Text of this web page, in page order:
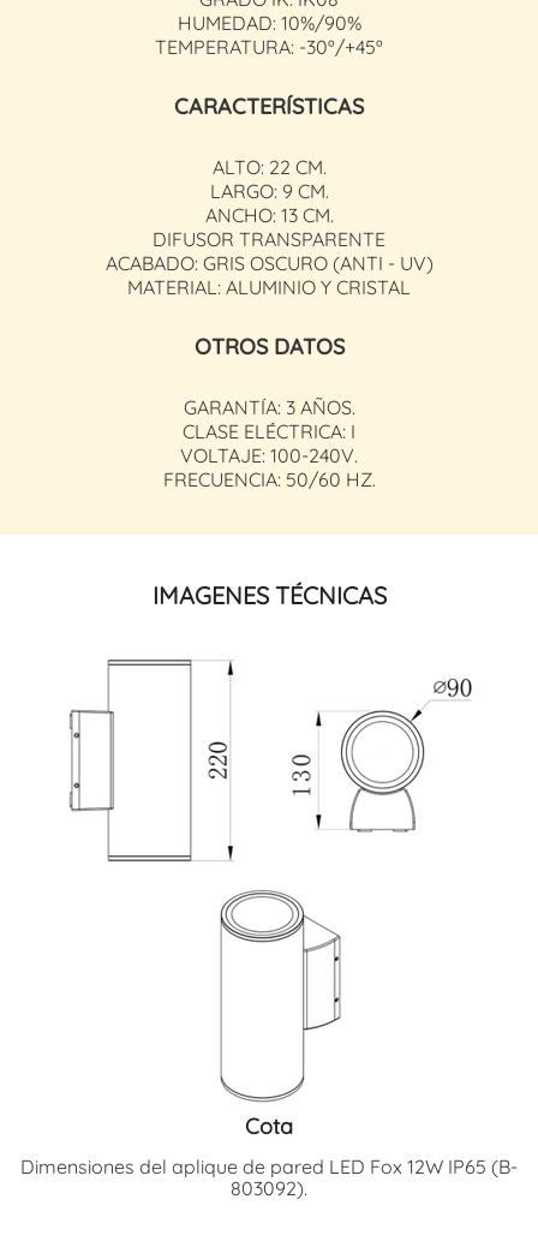
HUMEDAD: 10%/90%
TEMPERATURA: -30º/+45º
CARACTERÍSTICAS
ALTO: 22 CM.
LARGO: 9 CM.
ANCHO: 13 CM.
DIFUSOR TRANSPARENTE
ACABADO: GRIS OSCURO (ANTI - UV)
MATERIAL: ALUMINIO Y CRISTAL
OTROS DATOS
GARANTÍA: 3 AÑOS.
CLASE ELÉCTRICA: I
VOLTAJE: 100-240V.
FRECUENCIA: 50/60 HZ.
IMAGENES TÉCNICAS
Cota
Dimensiones del aplique de pared LED Fox 12W IP65 (B-
803092).